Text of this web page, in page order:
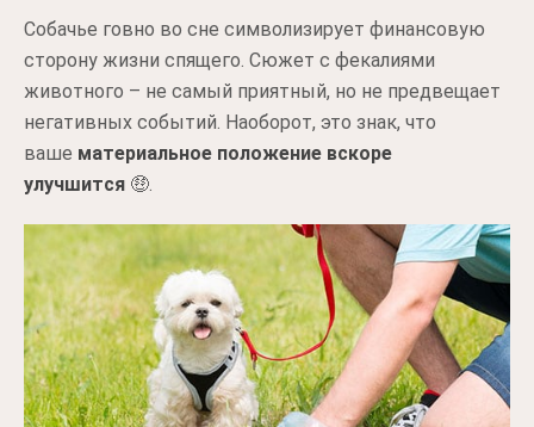
Собачье говно во сне символизирует финансовую
сторону жизни спящего. Сюжет с фекалиями
животного – не самый приятный, но не предвещает
негативных событий. Наоборот, это знак, что
ваше материальное положение вскоре
улучшится 🤑.